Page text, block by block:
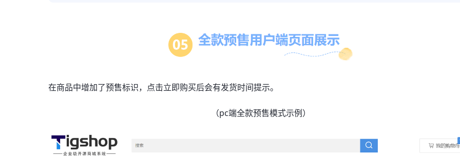
在商品中增加了预售标识，点击立即购买后会有发货时间提示。
（pc端全款预售模式示例）